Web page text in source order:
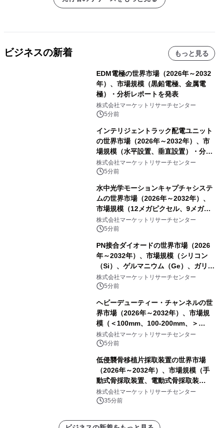
ビジネスの新着 もっと見る
EDM電極の世界市場（2026年～2032
年）、市場規模（黒鉛電極、金属電
極）・分析レポートを発表
株式会社マーケットリサーチセンター
5分前
インテリジェントラック配電ユニット
の世界市場（2026年～2032年）、市
場規模（水平設置、垂直設置）・分析
レポートを発表
株式会社マーケットリサーチセンター
5分前
水中光学モーションキャプチャシステ
ムの世界市場（2026年～2032年）、
市場規模（12メガピクセル、9メガピ
クセル、4メガピクセル、2メガピクセ
ル、その他）・分析レポートを発表
株式会社マーケットリサーチセンター
5分前
PN接合ダイオードの世界市場（2026
年～2032年）、市場規模（シリコン
（Si）、ゲルマニウム（Ge）、ガリウ
ムヒ素（GaAs）、炭化ケイ素
（SiC）、窒化ガリウム（GaN））・
株式会社マーケットリサーチセンター
5分前
ヘビーデューティー・チャンネルの世
界市場（2026年～2032年）、市場規
模（＜100mm、100-200mm、＞
200mm）・分析レポートを発表
株式会社マーケットリサーチセンター
5分前
低侵襲骨移植片採取装置の世界市場
（2026年～2032年）、市場規模（手
動式骨採取装置、電動式骨採取装
置）・分析レポートを発表
株式会社マーケットリサーチセンター
35分前